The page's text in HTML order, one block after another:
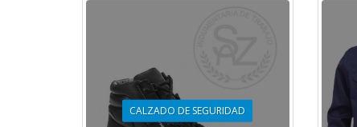
CALZADO DE SEGURIDAD